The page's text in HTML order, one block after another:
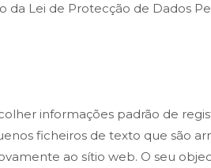
Lei de Protecção de Dados
informações padrão de
ficheiros de texto que são
ao sítio web. O seu